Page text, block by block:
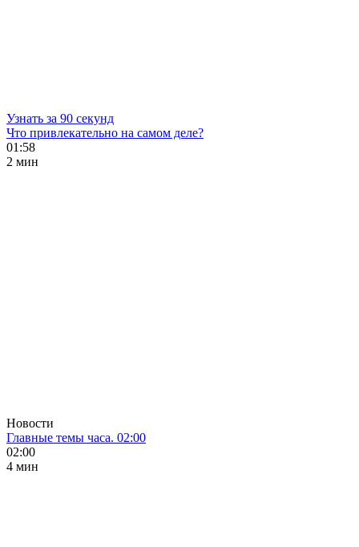
Узнать за 90 секунд
Что привлекательно на самом деле?
01:58
2 мин
Новости
Главные темы часа. 02:00
02:00
4 мин